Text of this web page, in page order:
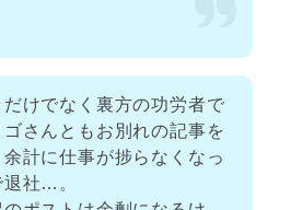
けでなく裏方の功労者で
ゴさんともお別れの記事を
余計に仕事が捗らなくなっ
社…。